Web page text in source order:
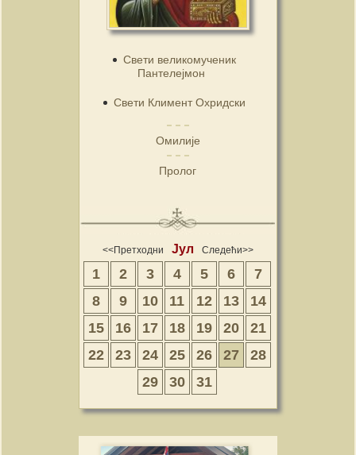
Свети великомученик
Пантелејмон
Свети Климент Охридски
Омилије
Пролог
<<Претходни Јул Следећи>>
1 2 3 4 5 6
7
8
9 10 11 12 13
14
15
16 17 18 19 20
21
22
23 24 25 26 27
28
29
30 31